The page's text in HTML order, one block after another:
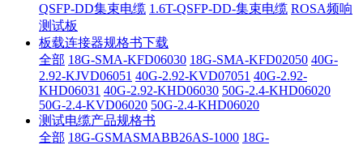
QSFP-DD集束电缆 1.6T-QSFP-DD-集束电缆 ROSA频响
测试板
板载连接器规格书下载
全部 18G-SMA-KFD06030 18G-SMA-KFD02050 40G-
2.92-KJVD06051 40G-2.92-KVD07051 40G-2.92-
KHD06031 40G-2.92-KHD06030 50G-2.4-KHD06020
50G-2.4-KVD06020 50G-2.4-KHD06020
测试电缆产品规格书
全部 18G-GSMASMABB26AS-1000 18G-